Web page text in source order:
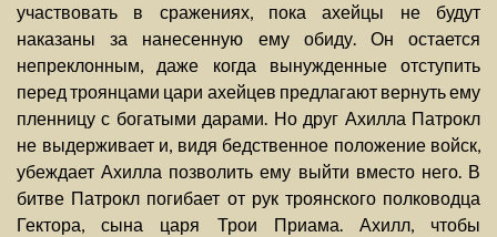
участвовать в сражениях, пока ахейцы не будут
наказаны за нанесенную ему обиду. Он остается
непреклонным, даже когда вынужденные отступить
перед троянцами цари ахейцев предлагают вернуть ему
пленницу с богатыми дарами. Но друг Ахилла Патрокл
не выдерживает и, видя бедственное положение войск,
убеждает Ахилла позволить ему выйти вместо него. В
битве Патрокл погибает от рук троянского полководца
Гектора, сына царя Трои Приама. Ахилл, чтобы